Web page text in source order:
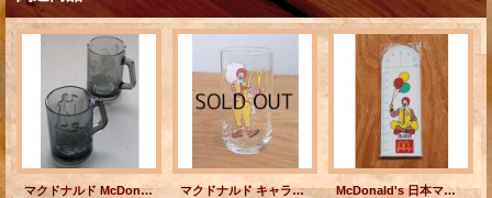
マクドナルド McDonald's Smoked Glass Mugs アクションスポーツシリーズ (1977) グラスマグカップ ドナルド(アメリカンフットボール)/ グリマス(バスケットボール) 各1個
マクドナルド キャラクターグラス ドナルド＆バーディ
McDonald's 日本マクドナルド ドナルド 分度器付10cm定規